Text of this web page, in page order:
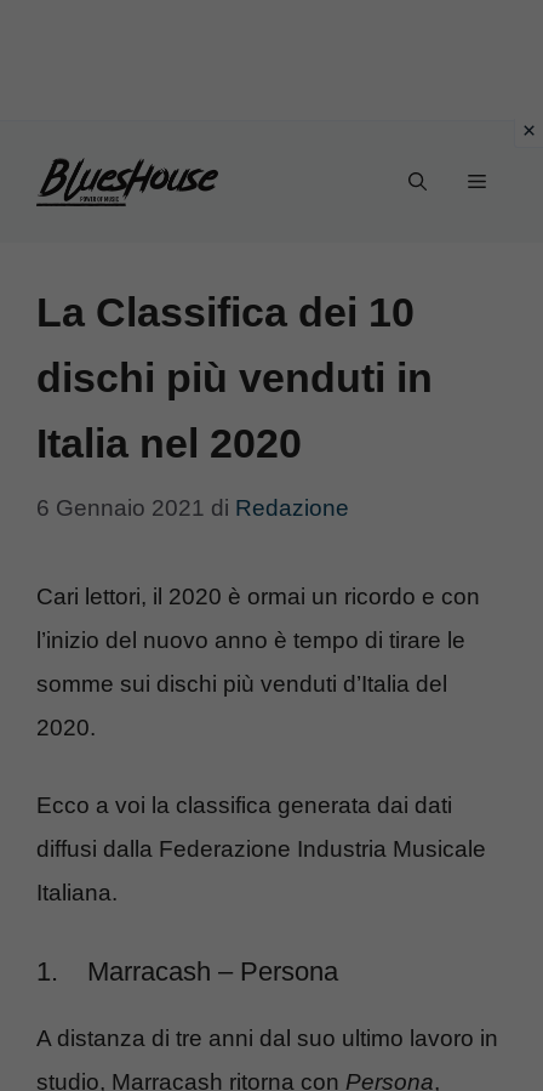
Menu
La Classifica dei 10
dischi più venduti in
Italia nel 2020
6 Gennaio 2021 di Redazione
Cari lettori, il 2020 è ormai un ricordo e con
l’inizio del nuovo anno è tempo di tirare le
somme sui dischi più venduti d’Italia del
2020.
Ecco a voi la classifica generata dai dati
diffusi dalla Federazione Industria Musicale
Italiana.
1. Marracash – Persona
A distanza di tre anni dal suo ultimo lavoro in
studio, Marracash ritorna con Persona,